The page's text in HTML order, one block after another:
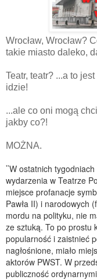
Wrocław, Wrocław?
takie miasto daleko,
Teatr, teatr? ...a to
idzie!
...ale co oni mogą
jakby co?!
MOŻNA.
"W ostatnich tygodniach
wydarzenia w Teatrze
miejsce profanacje
Pawła II) i narodowych
mordu na polityku, nie
ze sztuką. To po prostu
popularność i zaistnieć
nagłośnione, miało
aktorów PWST. W
publiczność